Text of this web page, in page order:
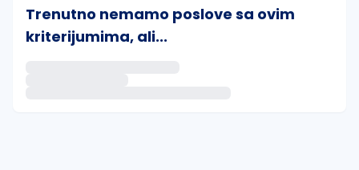
Trenutno nemamo poslove sa ovim
kriterijumima, ali...